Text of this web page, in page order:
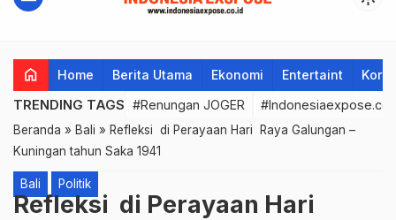
home Home Berita Utama Ekonomi Entertaint
TRENDING TAGS #Renungan JOGER
Beranda » Bali » Refleksi di Perayaan Hari Raya Galungan –
Kuningan tahun Saka 1941
Bali Politik
Refleksi di Perayaan Hari